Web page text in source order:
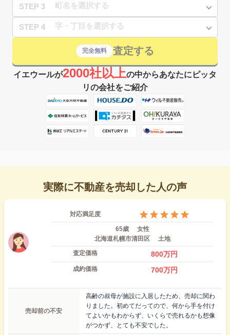
STEP 3
STEP 4
完全無料 査定する
イエウールが2000社以上の中からあなたにピッタ
リの会社をご紹介
実際に不動産を売却した人の声
対応満足度
65歳
女性
北海道札幌市清田区
土地
査定価格
800万円
成約価格 700万円
売却前の不安
高齢の叔母が施設に入居したため、売却に関わ
りました。初めてだってので、何から手を付け
てよいかもわからず、いくらで売れるかも想像
がつかず、とても不安でした。